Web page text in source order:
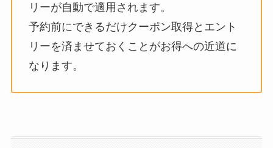
リーが自動で適用されます。
予約前にできるだけクーポン取得とエント
リーを済ませておくことがお得への近道に
なります。